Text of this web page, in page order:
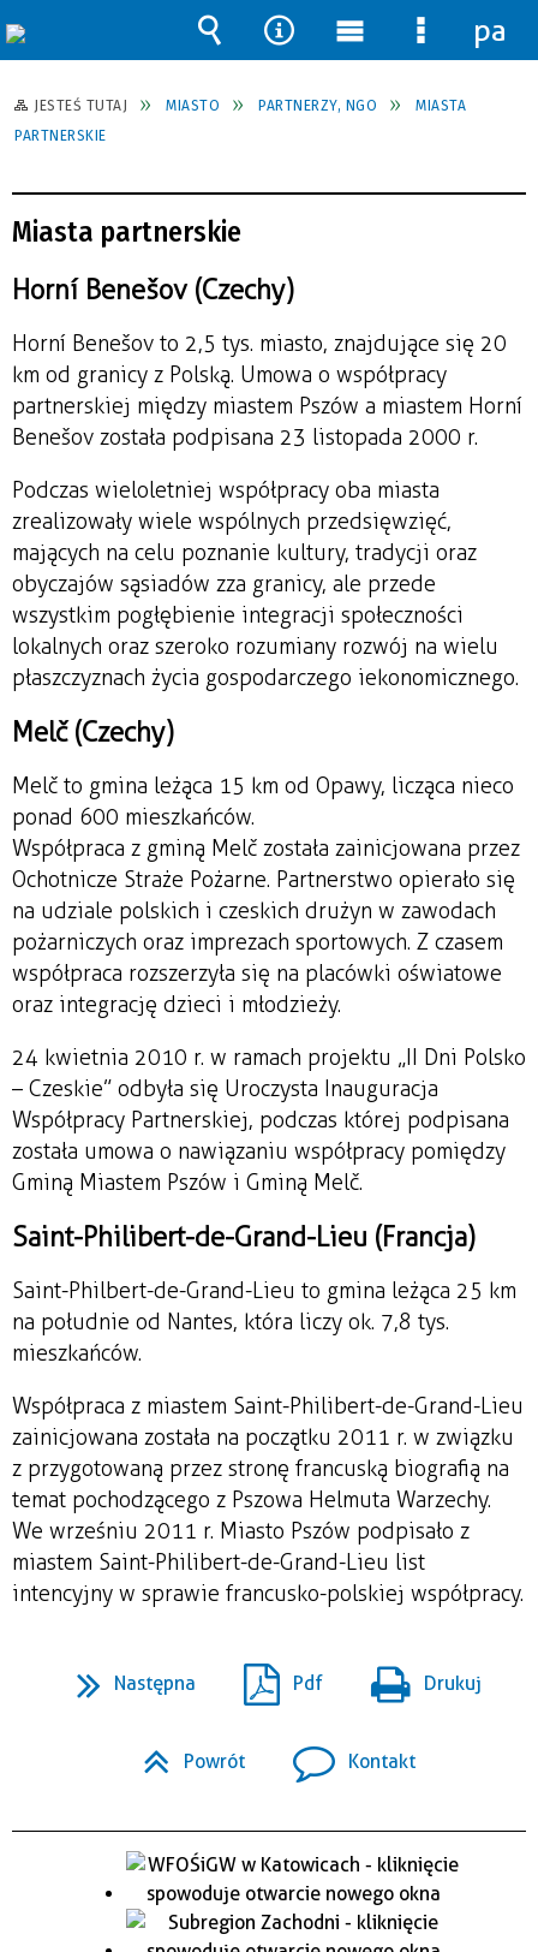
JESTEŚ TUTAJ MIASTO PARTNERZY, NGO
MIASTA
PARTNERSKIE
Miasta partnerskie
Horní Benešov (Czechy)
Horní Benešov to 2,5 tys. miasto, znajdujące się 20
km od granicy z Polską. Umowa o współpracy
partnerskiej między miastem Pszów a miastem Horní
Benešov została podpisana 23 listopada 2000 r.
Podczas wieloletniej współpracy oba miasta
zrealizowały wiele wspólnych przedsięwzięć,
mających na celu poznanie kultury, tradycji oraz
obyczajów sąsiadów zza granicy, ale przede
wszystkim pogłębienie integracji społeczności
lokalnych oraz szeroko rozumiany rozwój na wielu
płaszczyznach życia gospodarczego i ekonomicznego.
Melč (Czechy)
Melč to gmina leżąca 15 km od Opawy, licząca nieco
ponad 600 mieszkańców.
Współpraca z gminą Melč została zainicjowana przez
Ochotnicze Straże Pożarne. Partnerstwo opierało się
na udziale polskich i czeskich drużyn w zawodach
pożarniczych oraz imprezach sportowych. Z czasem
współpraca rozszerzyła się na placówki oświatowe
oraz integrację dzieci i młodzieży.
24 kwietnia 2010 r. w ramach projektu „II Dni Polsko
– Czeskie” odbyła się Uroczysta Inauguracja
Współpracy Partnerskiej, podczas której podpisana
została umowa o nawiązaniu współpracy pomiędzy
Gminą Miastem Pszów i Gminą Melč.
Saint-Philibert-de-Grand-Lieu (Francja)
Saint-Philbert-de-Grand-Lieu to gmina leżąca 25 km
na południe od Nantes, która liczy ok. 7,8 tys.
mieszkańców.
Współpraca z miastem Saint-Philibert-de-Grand-Lieu
zainicjowana została na początku 2011 r. w związku
z przygotowaną przez stronę francuską biografią na
temat pochodzącego z Pszowa Helmuta Warzechy.
We wrześniu 2011 r. Miasto Pszów podpisało z
miastem Saint-Philibert-de-Grand-Lieu list
intencyjny w sprawie francusko-polskiej współpracy.
Następna Pdf Drukuj
Powrót Kontakt
Wyszukiwarka
Narzędzia
Menu
główne
Menu